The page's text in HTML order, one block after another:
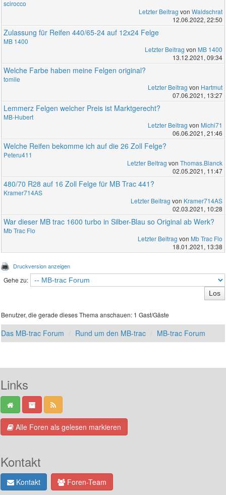
scirocco
Letzter Beitrag von Waldschrat
12.06.2022, 22:50
Zulassung für Reifen 440/65-24 auf 12x24 Felge
MB 1400
Letzter Beitrag von MB 1400
13.12.2021, 09:34
Welche Farbe haben meine Felgen original?
tomile
Letzter Beitrag von Hartmut
07.06.2021, 13:27
Lemmerz Felgen welcher Preis ist Marktgerecht?
MB-Hubert
Letzter Beitrag von Michi71
06.06.2021, 21:46
Welche Reifen bekomme ich auf die 26 Zoll Felge?
Peteru411
Letzter Beitrag von Thomas.Blanck
02.05.2021, 11:47
480/70 R28 auf 16 Zoll Felge für MB Trac 441?
Kramer714AS
Letzter Beitrag von Kramer714AS
02.03.2021, 10:28
War dieser MB trac 1600 turbo in Silber-Blau so Original ab Werk?
Mb Trac Flo
Letzter Beitrag von Mb Trac Flo
18.01.2021, 13:38
Druckversion anzeigen
Gehe zu:
Benutzer, die gerade dieses Thema anschauen: 1 Gast/Gäste
Das MB-trac Forum Rund um den MB-trac MB-trac Forum
Links
Alle Foren als gelesen markieren
Kontakt
Kontakt Foren-Team